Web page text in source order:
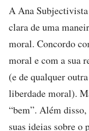
A Ana
clara de uma
moral. Concordo
moral e com a sua
(e de qualquer
liberdade moral).
“bem”. Além
suas ideias sobre o